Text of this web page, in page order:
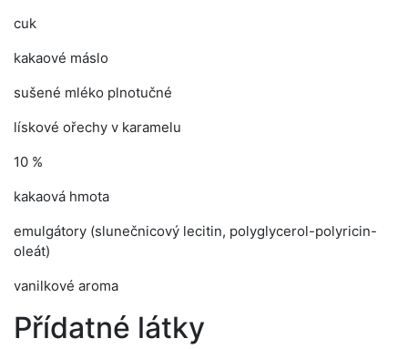
cuk
kakaové máslo
sušené mléko plnotučné
lískové ořechy v karamelu
10 %
kakaová hmota
emulgátory (slunečnicový lecitin, polyglycerol-polyricin-
oleát)
vanilkové aroma
Přídatné látky